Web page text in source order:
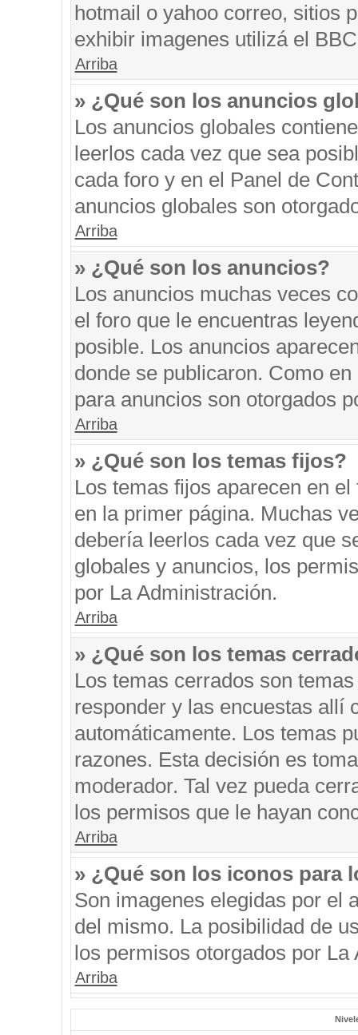
hotmail o yahoo correo, sitios
exhibir imagenes utilizá el
Arriba
» ¿Qué son los anuncios
Los anuncios globales
leerlos cada vez que sea
cada foro y en el Panel de
anuncios globales son
Arriba
» ¿Qué son los anuncios?
Los anuncios muchas veces
el foro que le encuentras
posible. Los anuncios
donde se publicaron. Como
para anuncios son otorgados
Arriba
» ¿Qué son los temas fijos?
Los temas fijos aparecen en
en la primer página. Muchas
debería leerlos cada vez que
globales y anuncios, los
por La Administración.
Arriba
» ¿Qué son los temas
Los temas cerrados son
responder y las encuestas allí
automáticamente. Los temas
razones. Esta decisión es
moderador. Tal vez pueda
los permisos que le hayan
Arriba
» ¿Qué son los iconos para
Son imagenes elegidas por el
del mismo. La posibilidad de
los permisos otorgados por La
Arriba